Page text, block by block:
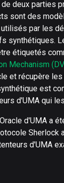
deux parties
sont des
par les
synthétiques.
étiquetés
Mechanism
et récupère
est
d'UMA qui
d'UMA a
Sherlock
d'UMA